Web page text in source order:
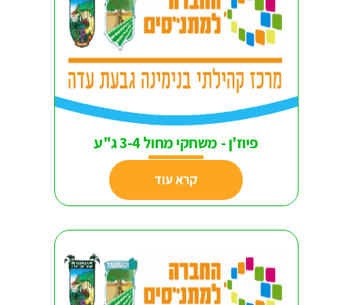
פיוז'ן - משחקי מחול 3-4 ג"ע
קרא עוד